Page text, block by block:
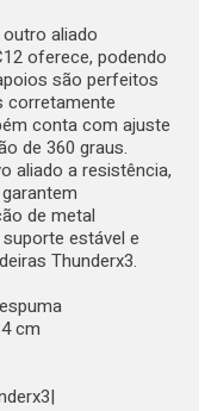
aliado
oferece, podendo
são perfeitos
corretamente
conta com ajuste
de 360 graus.
aliado a resistência,
de metal
estável e
Thunderx3.
cm